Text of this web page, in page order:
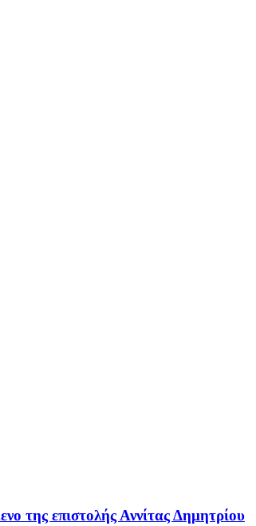
της επιστολής Αννίτας Δημητρίου